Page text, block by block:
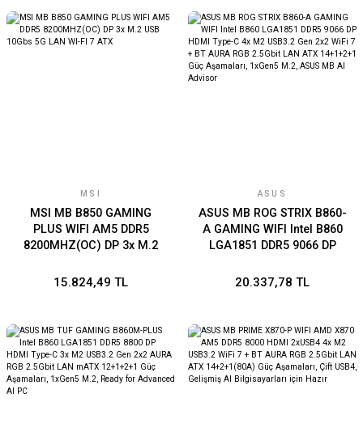
MSI
MSI MB B850 GAMING
PLUS WIFI AM5 DDR5
8200MHZ(OC) DP 3x M.2
ATX
15.824,49 TL
ASUS
ASUS MB ROG STRIX B860-
A GAMING WIFI Intel B860
LGA1851 DDR5 9066 DP
Gen 2x2 WiFi 7 + BT AURA
1xGen5 M.2, ASUS MB AI
Advisor
20.337,78 TL